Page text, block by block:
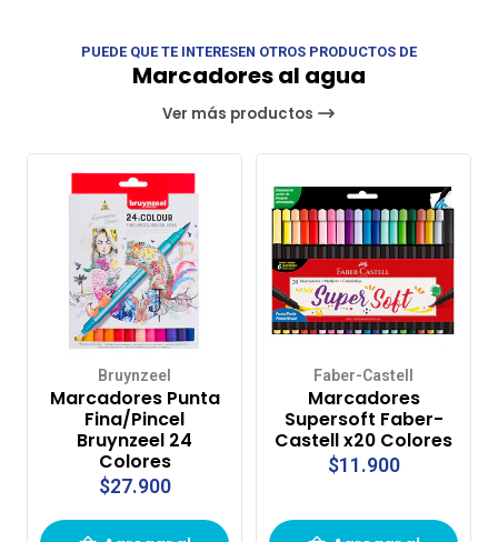
PUEDE QUE TE INTERESEN OTROS PRODUCTOS DE
Marcadores al agua
Ver más productos
Bruynzeel
Marcadores Punta
Fina/Pincel
Bruynzeel 24
Colores
$27.900
Faber-Castell
Marcadores
Supersoft Faber-
Castell x20 Colores
$11.900